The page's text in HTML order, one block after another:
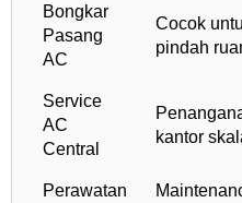
Bongkar
Pasang
AC
Cocok
pindah
Service
AC
Central
kantor
Perawatan